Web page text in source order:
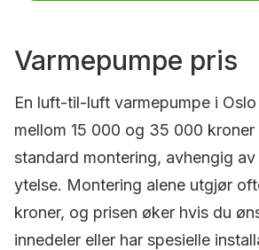
Varmepumpe pris
En luft-til-luft varmepumpe i
mellom 15 000 og 35 000
standard montering, avhengig
ytelse. Montering alene utgjør
kroner, og prisen øker hvis du
innedeler eller har spesielle